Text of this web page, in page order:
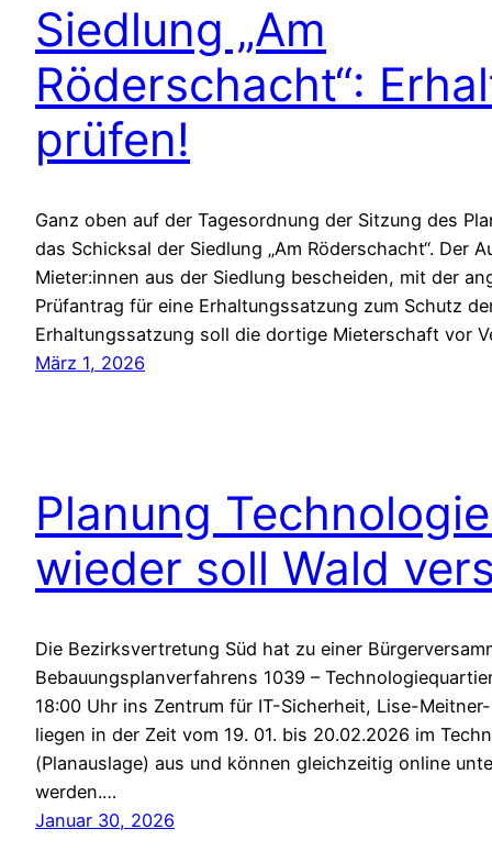
Siedlung „Am
Röderschacht“:
prüfen!
Ganz oben auf der Tagesordnung der Sitzung des
das Schicksal der Siedlung „Am Röderschacht“. Der
Mieter:innen aus der Siedlung bescheiden, mit der
Prüfantrag für eine Erhaltungssatzung zum Schutz
Erhaltungssatzung soll die dortige Mieterschaft vor
März 1, 2026
Planung
wieder soll Wald
Die Bezirksvertretung Süd hat zu einer
Bebauungsplanverfahrens 1039 –
18:00 Uhr ins Zentrum für IT-Sicherheit, Lise-
liegen in der Zeit vom 19. 01. bis 20.02.2026 im
(Planauslage) aus und können gleichzeitig online
werden.…
Januar 30, 2026